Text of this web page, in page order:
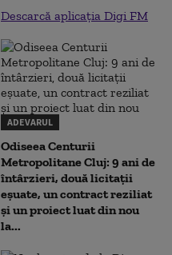
Descarcă aplicația Digi FM
ADEVARUL
Odiseea Centurii
Metropolitane Cluj: 9 ani de
întârzieri, două licitații
eșuate, un contract reziliat
și un proiect luat din nou
la...